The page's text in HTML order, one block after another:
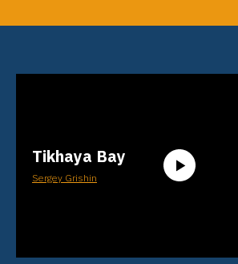
Tikhaya Bay
Sergey Grishin